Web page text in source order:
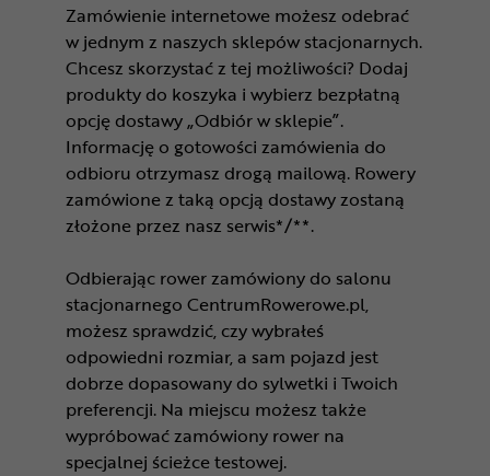
Zamówienie internetowe możesz odebrać
w jednym z naszych sklepów stacjonarnych.
Chcesz skorzystać z tej możliwości? Dodaj
produkty do koszyka i wybierz bezpłatną
opcję dostawy „Odbiór w sklepie”.
Informację o gotowości zamówienia do
odbioru otrzymasz drogą mailową. Rowery
zamówione z taką opcją dostawy zostaną
złożone przez nasz serwis*/**.
Odbierając rower zamówiony do salonu
stacjonarnego CentrumRowerowe.pl,
możesz sprawdzić, czy wybrałeś
odpowiedni rozmiar, a sam pojazd jest
dobrze dopasowany do sylwetki i Twoich
preferencji. Na miejscu możesz także
wypróbować zamówiony rower na
specjalnej ścieżce testowej.